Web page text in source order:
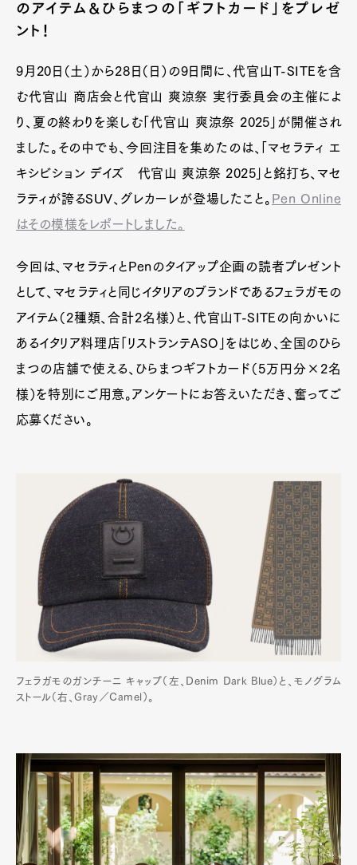
のアイテム&ひらまつの「ギフトカード」をプレゼ
ント！
9月20日（土）から28日（日）の9日間に、代官山T-SITEを含
む代官山 商店会と代官山 爽涼祭 実行委員会の主催によ
り、夏の終わりを楽しむ「代官山 爽涼祭 2025」が開催され
ました。その中でも、今回注目を集めたのは、「マセラティ エ
キシビション デイズ 代官山 爽涼祭 2025」と銘打ち、マセ
ラティが誇るSUV、グレカーレが登場したこと。 Pen Online
はその模様をレポートしました。
今回は、マセラティとPenのタイアップ企画の読者プレゼント
として、マセラティと同じイタリアのブランドであるフェラガモの
アイテム（2種類、合計2名様）と、代官山T-SITEの向かいに
あるイタリア料理店「リストランテASO」をはじめ、全国のひら
まつの店舗で使える、ひらまつギフトカード（5万円分×2名
様）を特別にご用意。アンケートにお答えいただき、奮ってご
応募ください。
フェラガモのガンチーニ キャップ（左、Denim Dark Blue）と、モノグラム
ストール（右、Gray／Camel）。